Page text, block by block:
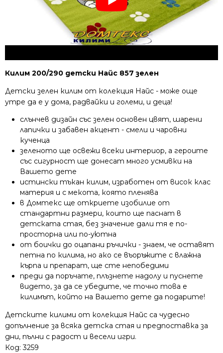
Килим 200/290 детски Найс 857 зелен
Детски зелен килим от колекция Найс - може още
утре да е у дома, радвайки и големи, и деца!
слънчев дизайн със зелен основен цвят, шарени
лапички и забавен акцент - смели и чаровни
кученца
зеленото ще освежи всеки интериор, а героите
със сигурност ще донесат много усмивки на
Вашето дете
истински тъкан килим, изработен от висок клас
материя и с мекота, която пленява
в Домтекс ще откриете изобилие от
стандартни размери, които ще паснат в
детската стая, без значение дали тя е по-
просторна или по-уютна
от боички до оцапани ръчички - знаем, че оставят
петна по килима, но ако се въоръжите с влажна
кърпа и препарат, ще сте непобедими
преди да поръчате, плъзнете надолу и пуснете
видето, за да се убедите, че точно това е
килимът, който на Вашето дете да подарите!
Детските килими от колекция Найс са чудесно
допълнение за всяка детска стая и предпоставка за
дни, пълни с радост и весели игри.
Код:3259